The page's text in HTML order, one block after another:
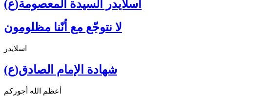
اسلايدر السيدة المعصومة(ع)
لا نتوجّع مع أنّنا مظلومون
اسلايدر
شهادة الإمام الصادق(ع)
أعظم الله أجوركم